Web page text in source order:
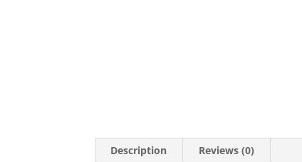
Description Reviews (0)